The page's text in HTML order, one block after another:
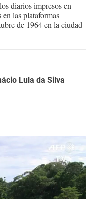
diarios impresos en
las plataformas
de 1964 en la ciudad
Lula da Silva